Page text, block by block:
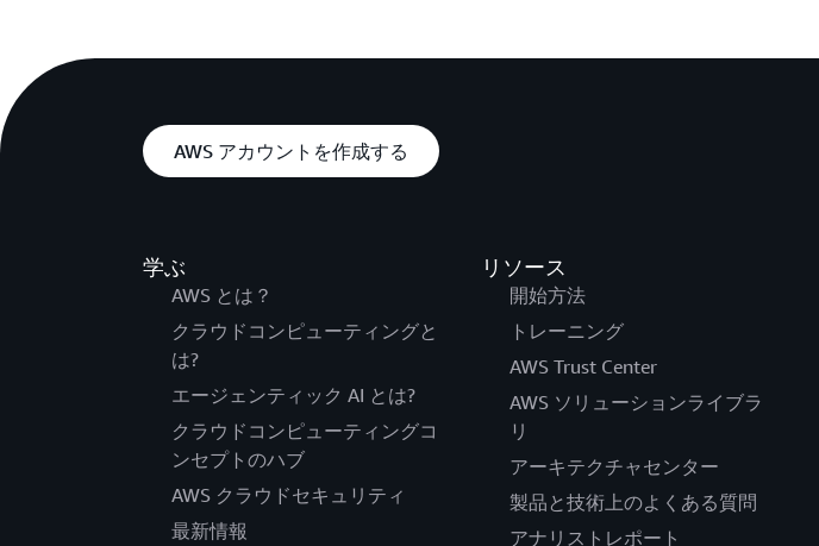
AWS アカウントを作成する
学ぶ
AWS とは？
クラウドコンピューティングと
は?
エージェンティック AI とは?
クラウドコンピューティングコ
ンセプトのハブ
AWS クラウドセキュリティ
最新情報
リソース
開始方法
トレーニング
AWS Trust Center
AWS ソリューションライブラ
リ
アーキテクチャセンター
製品と技術上のよくある質問
アナリストレポート